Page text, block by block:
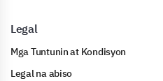
Legal
Mga Tuntunin at Kondisyon
Legal na abiso